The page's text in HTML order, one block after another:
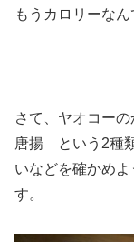
もうカロリーなん
さて、ヤオコー
唐揚 という2種
いなどを確かめ
す。